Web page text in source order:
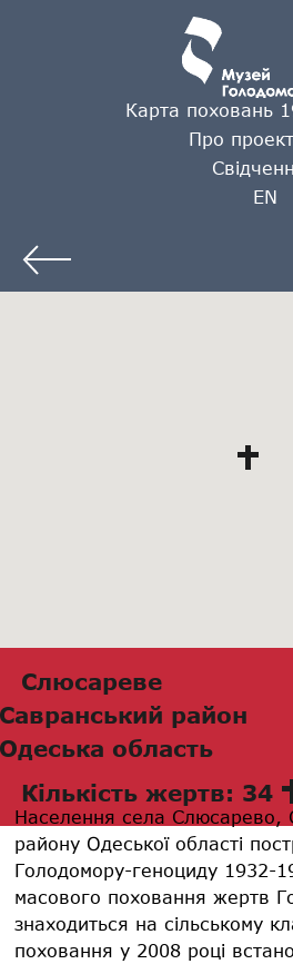
Карта поховань
Про
EN
Слюсареве
Савранський район
Одеська область
Кількість жертв: 34
Населення села Слюсарево,
району Одеської області
Голодомору-геноциду 1932-
масового поховання жертв
знаходиться на сільському
поховання у 2008 році